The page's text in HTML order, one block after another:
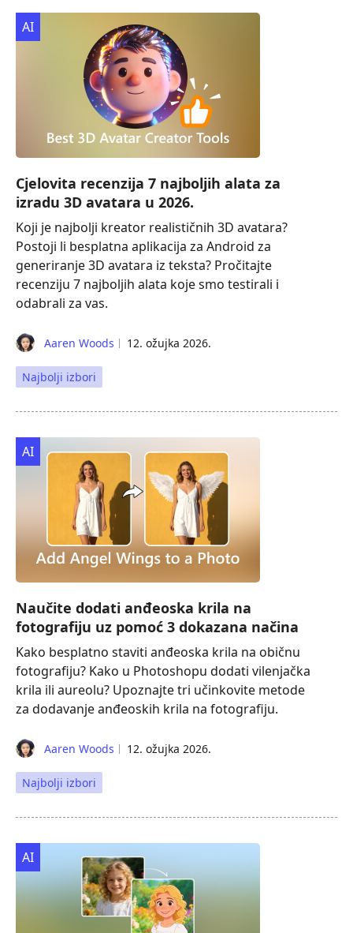
AI
Cjelovita recenzija 7 najboljih alata za
izradu 3D avatara u 2026.
Koji je najbolji kreator realističnih 3D avatara?
Postoji li besplatna aplikacija za Android za
generiranje 3D avatara iz teksta? Pročitajte
recenziju 7 najboljih alata koje smo testirali i
odabrali za vas.
Aaren Woods 12. ožujka 2026.
Najbolji izbori
AI
Naučite dodati anđeoska krila na
fotografiju uz pomoć 3 dokazana načina
Kako besplatno staviti anđeoska krila na običnu
fotografiju? Kako u Photoshopu dodati vilenjačka
krila ili aureolu? Upoznajte tri učinkovite metode
za dodavanje anđeoskih krila na fotografiju.
Aaren Woods 12. ožujka 2026.
Najbolji izbori
AI